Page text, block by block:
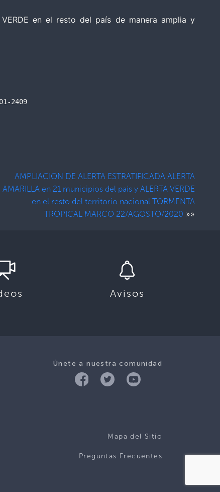
en el resto del país de manera amplia y
2409
AMPLIACION DE ALERTA ESTRATIFICADA ALERTA
AMARILLA en 21 municipios del país y ALERTA VERDE
en el resto del territorio nacional TORMENTA
TROPICAL MARCO 22/AGOSTO/2020 »»
Avisos
Únete a nuestra comunidad
Mapa del Sitio
Preguntas Frecuentes